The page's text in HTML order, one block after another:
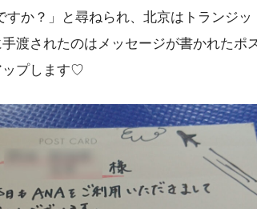
すか？」と尋ねられ、北京はトランジッ
渡されたのはメッセージが書かれたポ
ップします♡